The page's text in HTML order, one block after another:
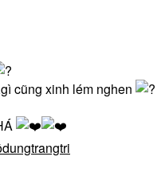
cũng xinh lém nghen